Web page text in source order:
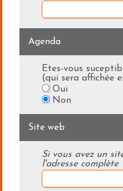
Agenda
Etes-vous
(qui sera affichée
Oui
Non
Site web
Si vous avez un
l'adresse complète